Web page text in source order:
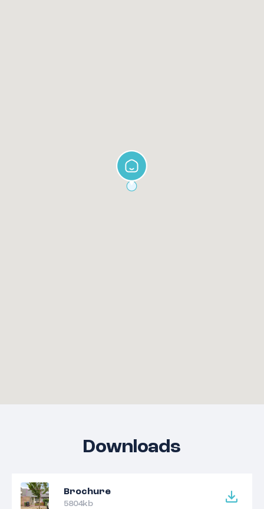
Downloads
Brochure
5804kb